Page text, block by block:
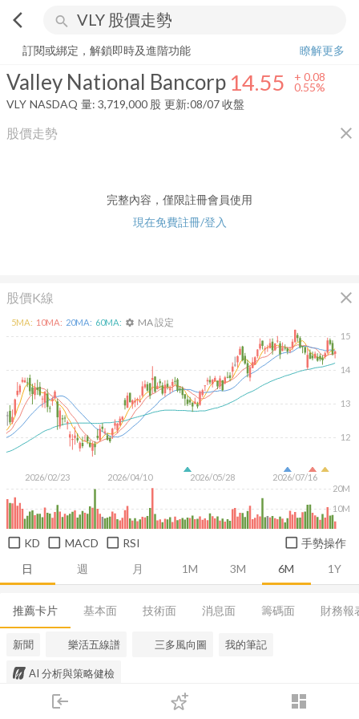
arrow_back_ios search
login dashboard
下單
Valley National Bancorp 14.55 +
訂閱或綁定，解鎖即時及進階功能
瞭解更多
Valley National Bancorp 14.55 + 0.08
0.55%
VLY NASDAQ 量: 3,719,000 股 更新:08/07 收盤
股價走勢 close
完整內容，僅限註冊會員使用
現在免費註冊/登入
股價K線 close
日 週 月 1M 3M 6M 1Y
2026/02/23 2026/04/10 2026/05/28 2026/07/16
12
13
14
15
10M
20M
5MA: 10MA: 20MA: 60MA: settings MA 設定
KD MACD RSI 手勢操作
推薦卡片 基本面 技術面 消息面 籌碼面 財務報
新聞 樂活五線譜 三多風向圖 我的筆記
AI 分析與策略健檢